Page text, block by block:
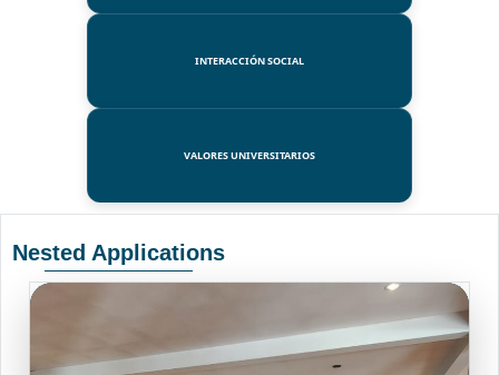
INTERACCIÓN SOCIAL
VALORES UNIVERSITARIOS
Nested Applications